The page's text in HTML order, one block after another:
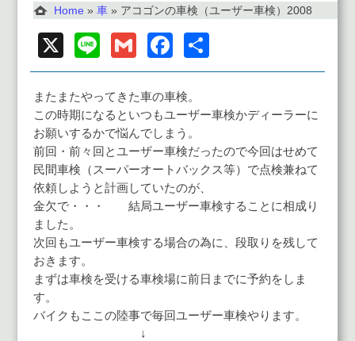
Home » 車 » アコゴンの車検（ユーザー車検）2008
X Line GmailFacebook
有
またまたやってきた車の車検。
この時期になるといつもユーザー車検かディーラーに
お願いするかで悩んでしまう。
前回・前々回とユーザー車検だったので今回はせめて
民間車検（スーパーオートバックス等）で点検兼ねて
依頼しようと計画していたのが、
金欠で・・・ 結局ユーザー車検することに相成り
ました。
次回もユーザー車検する場合の為に、段取りを残して
おきます。
まずは車検を受ける車検場に前日までに予約をしま
す。
バイクもここの陸事で毎回ユーザー車検やります。
↓